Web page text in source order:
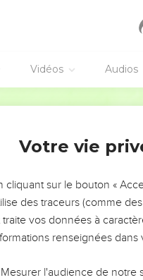
Vidéos Audios
DE
VOUS ÉVITER LES
leurs réussites, leur impact,
saisons difficiles qu'ils ont
et responsables
Votre vie
cliquant sur le bouton «
des traceurs (comme
traite vos données à
renseignées dans
Mesurer l'audience de notre